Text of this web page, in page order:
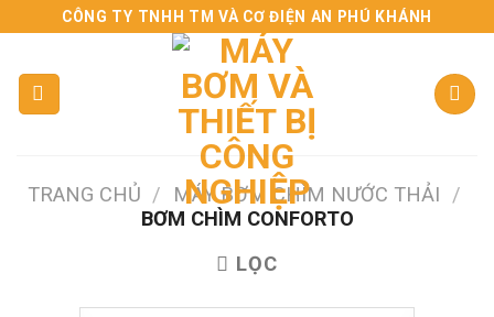
content
CÔNG TY TNHH TM VÀ CƠ ĐIỆN AN PHÚ KHÁNH
TRANG CHỦ / MÁY BƠM CHÌM NƯỚC THẢI
/
BƠM CHÌM CONFORTO
LỌC